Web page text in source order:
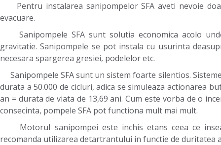
Pentru instalarea sanipompelor SFA aveti nevoie
evacuare.
Sanipompele SFA sunt solutia economica acolo
gravitatie. Sanipompele se pot instala cu usurinta
necesara spargerea gresiei, podelelor etc.
Sanipompele SFA sunt un sistem foarte silentios.
durata a 50.000 de cicluri, adica se simuleaza actionarea
an = durata de viata de 13,69 ani. Cum este vorba de o
consecinta, pompele SFA pot functiona mult mai mult.
Motorul sanipompei este inchis etans ceea ce
recomanda utilizarea detartrantului in functie de duritatea